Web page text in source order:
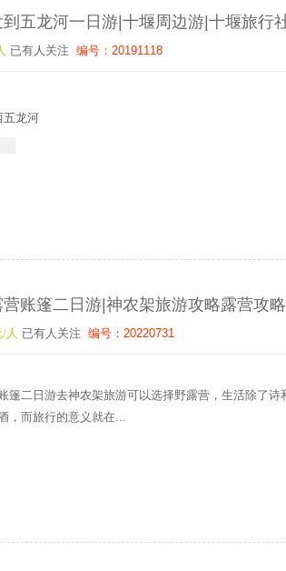
五龙河一日游|十堰周边游|十堰旅行
已有人关注 编号：20191118
五龙河
账篷二日游|神农架旅游攻略露营攻
周边游
/人 已有人关注 编号：20220731
篷二日游去神农架旅游可以选择野露营，生活除了诗
，而旅行的意义就在...